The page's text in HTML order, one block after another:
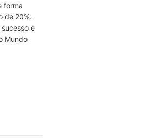
forma
de 20%.
é
Mundo